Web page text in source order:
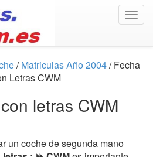
/Matriculas Año 2004/ Fecha
Letras CWM
letras CWM
un coche de segunda mano